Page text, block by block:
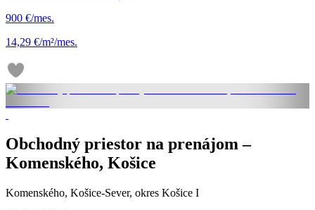
900 €/mes.
14,29 €/m²/mes.
Obchodný priestor na prenájom –
Komenského, Košice
Komenského, Košice-Sever, okres Košice I